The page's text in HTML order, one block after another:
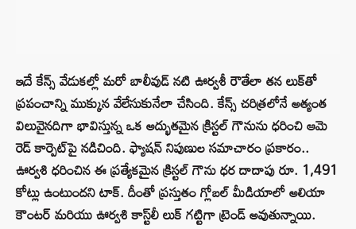
ఇదే కేన్స్ వేడుకల్లో మరో బాలీవుడ్ నటి ఊర్వశీ రౌతేలా తన లుక్‌తో
ప్రపంచాన్ని ముక్కున వేలేసుకునేలా చేసింది. కేన్స్ చరిత్రలోనే అత్యంత
విలువైనదిగా భావిస్తున్న ఒక అద్భుతమైన క్రిస్టల్ గౌనును ధరించి ఆమె
రెడ్ కార్పెట్‌పై నడిచింది. ఫ్యాషన్ నిపుణుల సమాచారం ప్రకారం..
ఊర్వశి ధరించిన ఈ ప్రత్యేకమైన క్రిస్టల్ గౌను ధర దాదాపు రూ. 1,491
కోట్లు ఉంటుందని టాక్. దీంతో ప్రస్తుతం గ్లోబల్ మీడియాలో అలియా
కౌంటర్ మరియు ఊర్వశి కాస్ట్‌లీ లుక్ గట్టిగా ట్రెండ్ అవుతున్నాయి.